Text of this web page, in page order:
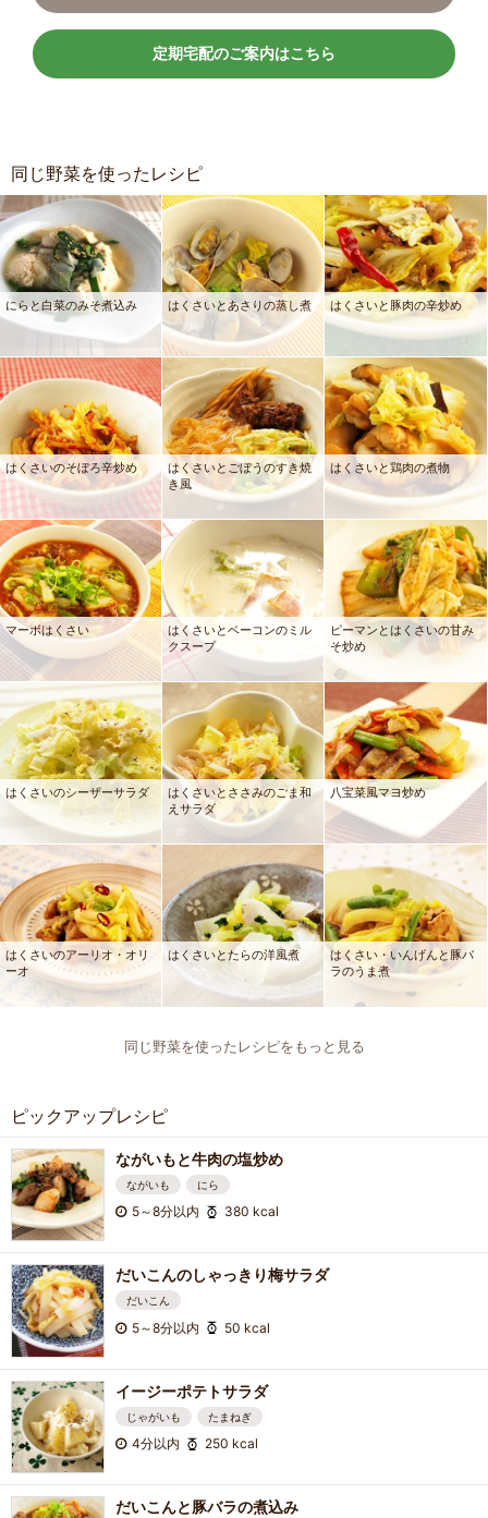
定期宅配のご案内はこちら
同じ野菜を使ったレシピ
にらと白菜のみそ煮込み はくさいとあさりの蒸し煮 はくさいと豚肉の辛炒め
はくさいのそぼろ辛炒め
はくさいとごぼうのすき焼
き風
はくさいと鶏肉の煮物
マーボはくさい
はくさいとベーコンのミル
クスープ
ピーマンとはくさいの甘み
そ炒め
はくさいのシーザーサラダ
はくさいとささみのごま和
えサラダ
八宝菜風マヨ炒め
はくさいのアーリオ・オリ
ーオ
はくさいとたらの洋風煮
はくさい・いんげんと豚バ
ラのうま煮
同じ野菜を使ったレシピをもっと見る
ピックアップレシピ
ながいもと牛肉の塩炒め
ながいも にら
5～8分以内 380 kcal
だいこんのしゃっきり梅サラダ
だいこん
5～8分以内 50 kcal
イージーポテトサラダ
じゃがいも たまねぎ
4分以内 250 kcal
だいこんと豚バラの煮込み